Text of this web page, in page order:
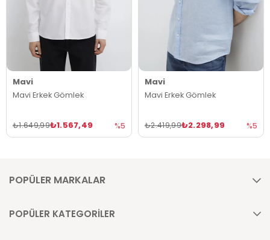
Mavi
Mavi Erkek Gömlek
₺1.567,49
₺1.649,99 %5
Mavi
Mavi Erkek Gömlek
₺2.298,99
₺2.419,99 %5
POPÜLER MARKALAR
POPÜLER KATEGORİLER